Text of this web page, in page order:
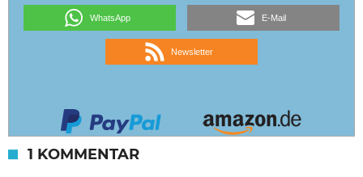
WhatsApp E-Mail
Newsletter
1 KOMMENTAR